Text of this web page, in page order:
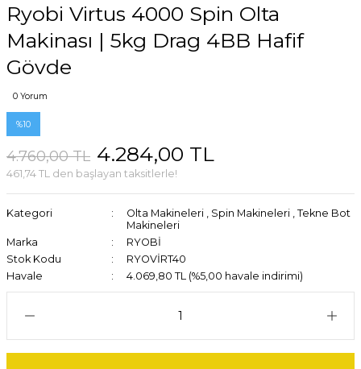
Ryobi Virtus 4000 Spin Olta
Makinası | 5kg Drag 4BB Hafif
Gövde
0 Yorum
%10
4.760,00 TL 4.284,00 TL
461,74 TL den başlayan taksitlerle!
Kategori Olta Makineleri , Spin Makineleri , Tekne Bot
Makineleri
Marka
RYOBİ
Stok Kodu
RYOVİRT40
Havale
4.069,80 TL (%5,00 havale indirimi)